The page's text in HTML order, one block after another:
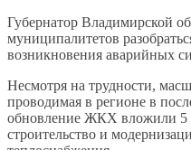
Губернатор Владимирской
муниципалитетов
возникновения аварийных
Несмотря на трудности,
проводимая в регионе в
обновление ЖКХ вложили 5
строительство и